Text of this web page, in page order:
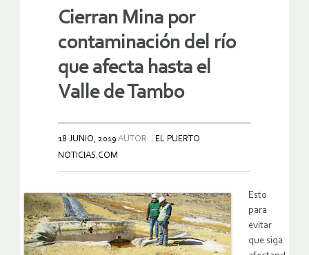
Cierran Mina por
contaminación del río
que afecta hasta el
Valle de Tambo
18 JUNIO, 2019 AUTOR:
EL PUERTO
NOTICIAS.COM
Esto
para
evitar
que siga